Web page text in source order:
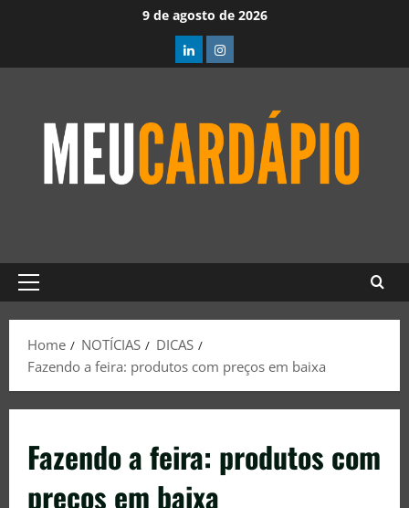
9 de agosto de 2026
Home NOTÍCIAS
DICAS
Fazendo a feira: produtos com preços em baixa
Fazendo a feira: produtos com
preços em baixa